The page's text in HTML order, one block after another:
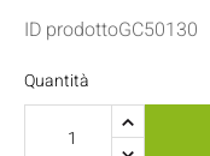
ID prodottoGC50130
Quantità